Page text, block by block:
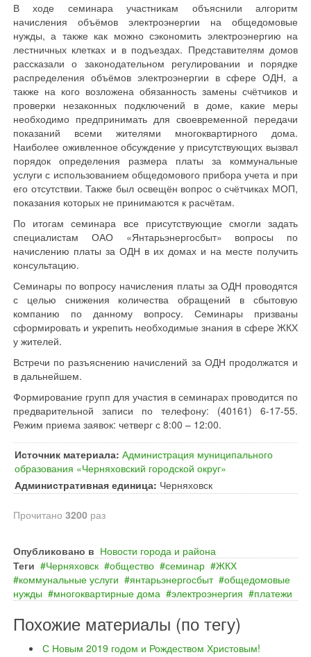
В ходе семинара участникам объяснили алгоритм
начисления объёмов электроэнергии на общедомовые
нужды, а также как можно сэкономить электроэнергию на
лестничных клетках и в подъездах. Представителям домов
рассказали о законодательном регулировании и порядке
распределения объёмов электроэнергии в сфере ОДН, а
также на кого возложена обязанность замены счётчиков и
проверки незаконных подключений в доме, какие меры
необходимо предпринимать для своевременной передачи
показаний всеми жителями многоквартирного дома.
Наиболее оживленное обсуждение у присутствующих вызвал
порядок определения размера платы за коммунальные
услуги с использованием общедомового прибора учета и при
его отсутствии. Также был освещён вопрос о счётчиках МОП,
показания которых не принимаются к расчётам.
По итогам семинара все присутствующие смогли задать
специалистам ОАО «Янтарьэнергосбыт» вопросы по
начислению платы за ОДН в их домах и на месте получить
консультацию.
Семинары по вопросу начисления платы за ОДН проводятся
с целью снижения количества обращений в сбытовую
компанию по данному вопросу. Семинары призваны
сформировать и укрепить необходимые знания в сфере ЖКХ
у жителей.
Встречи по разъяснению начислений за ОДН продолжатся и
в дальнейшем.
Формирование групп для участия в семинарах проводится по
предварительной записи по телефону: (40161) 6-17-55.
Режим приема заявок: четверг с 8:00 – 12:00.
Источник материала: Администрация муниципального
образования «Черняховский городской округ»
Административная единица: Черняховск
Прочитано 3200 раз
Опубликовано в Новости города и района
Теги
Черняховск общество семинар
ЖКХ
коммунальные услуги
янтарьэнергосбыт
общедомовые
нужды
многоквартирные дома электроэнергия платежи
Похожие материалы (по тегу)
С Новым 2019 годом и Рождеством Христовым!